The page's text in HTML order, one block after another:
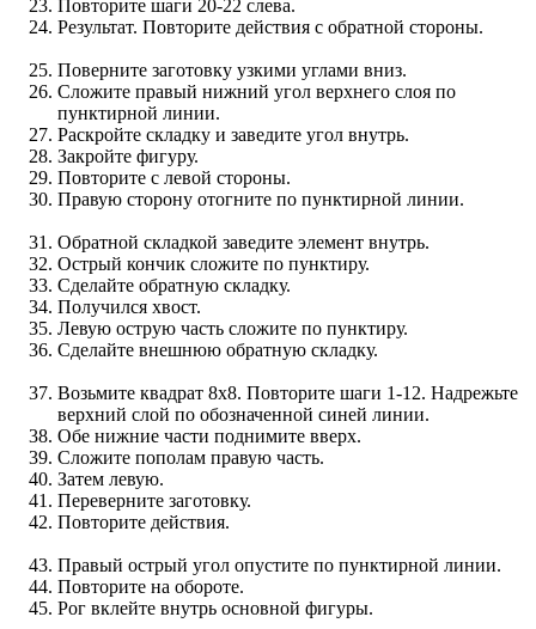
Повторите шаги 20-22 слева.
Результат. Повторите действия с обратной стороны.
Поверните заготовку узкими углами вниз.
Сложите правый нижний угол верхнего слоя по
пунктирной линии.
Раскройте складку и заведите угол внутрь.
Закройте фигуру.
Повторите с левой стороны.
Правую сторону отогните по пунктирной линии.
Обратной складкой заведите элемент внутрь.
Острый кончик сложите по пунктиру.
Сделайте обратную складку.
Получился хвост.
Левую острую часть сложите по пунктиру.
Сделайте внешнюю обратную складку.
Возьмите квадрат 8х8. Повторите шаги 1-12. Надрежьте
верхний слой по обозначенной синей линии.
Обе нижние части поднимите вверх.
Сложите пополам правую часть.
Затем левую.
Переверните заготовку.
Повторите действия.
Правый острый угол опустите по пунктирной линии.
Повторите на обороте.
Рог вклейте внутрь основной фигуры.